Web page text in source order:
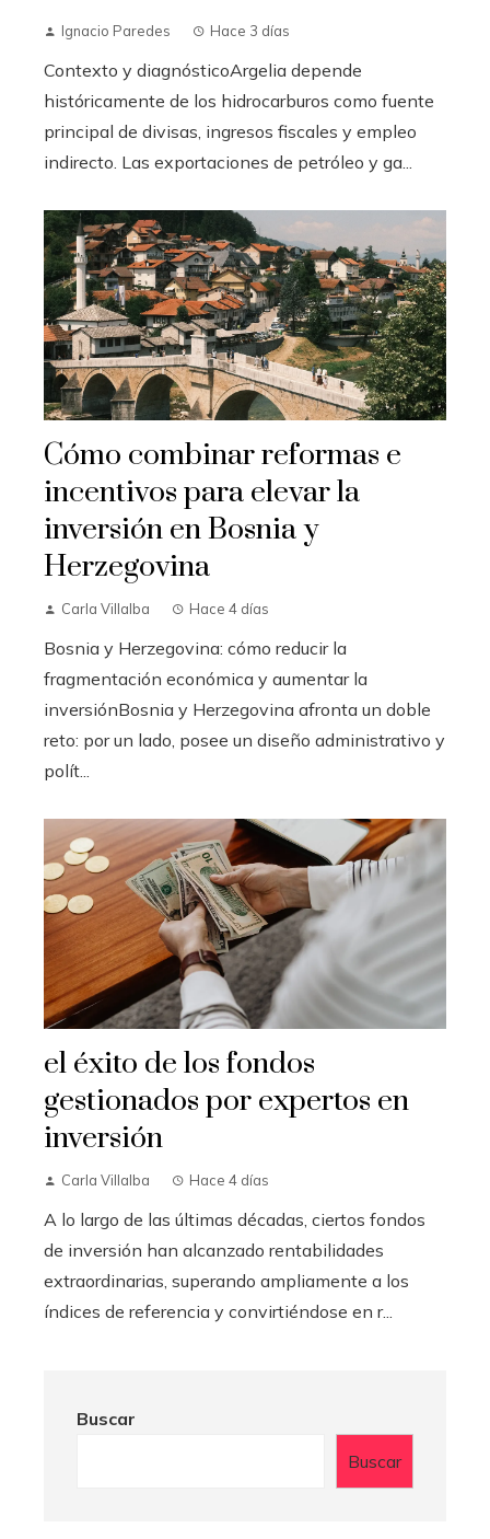
Ignacio Paredes Hace 3 días
Contexto y diagnósticoArgelia depende
históricamente de los hidrocarburos como fuente
principal de divisas, ingresos fiscales y empleo
indirecto. Las exportaciones de petróleo y ga...
Cómo combinar reformas e
incentivos para elevar la
inversión en Bosnia y
Herzegovina
Carla Villalba Hace 4 días
Bosnia y Herzegovina: cómo reducir la
fragmentación económica y aumentar la
inversiónBosnia y Herzegovina afronta un doble
reto: por un lado, posee un diseño administrativo y
polít...
el éxito de los fondos
gestionados por expertos en
inversión
Carla Villalba Hace 4 días
A lo largo de las últimas décadas, ciertos fondos
de inversión han alcanzado rentabilidades
extraordinarias, superando ampliamente a los
índices de referencia y convirtiéndose en r...
Buscar
Buscar